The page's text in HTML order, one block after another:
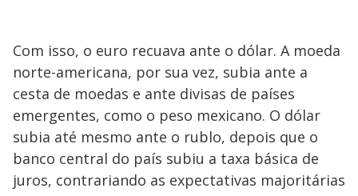
Com isso, o euro recuava ante o dólar. A moeda
norte-americana, por sua vez, subia ante a
cesta de moedas e ante divisas de países
emergentes, como o peso mexicano. O dólar
subia até mesmo ante o rublo, depois que o
banco central do país subiu a taxa básica de
juros, contrariando as expectativas majoritárias